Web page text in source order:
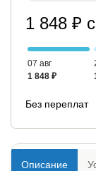
1 848 ₽
07 авг
1 848 ₽
Без переплат
Описание